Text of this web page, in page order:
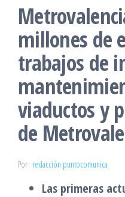
millones de
trabajos de
viaductos y
de
Por redacción puntocomunica
Las primeras